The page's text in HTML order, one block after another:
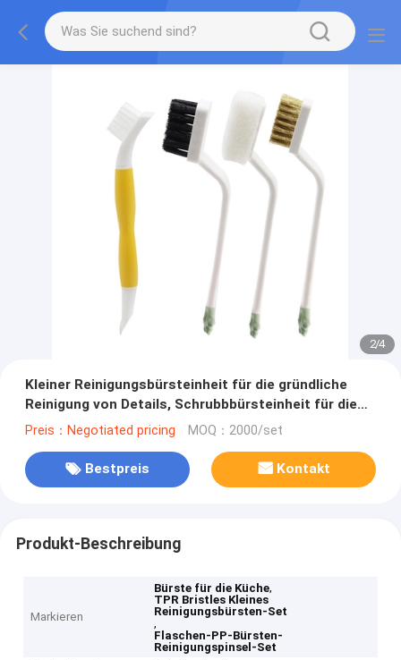
2/4
Kleiner Reinigungsbürsteinheit für die gründliche
Reinigung von Details, Schrubbbürsteinheit für die
Küche
Preis：Negotiated pricing MOQ：2000/set
Bestpreis Kontakt
Produkt-Beschreibung
Markieren
Bürste für die Küche,
TPR Bristles Kleines
Reinigungsbürsten-Set
,
Flaschen-PP-Bürsten-
Reinigungspinsel-Set